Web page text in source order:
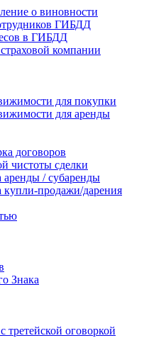
о виновности
ГИБДД
в ГИБДД
компании
для покупки
для аренды
договоров
чистоты сделки
аренды / субаренды
купли-продажи/дарения
Знака
третейской оговоркой